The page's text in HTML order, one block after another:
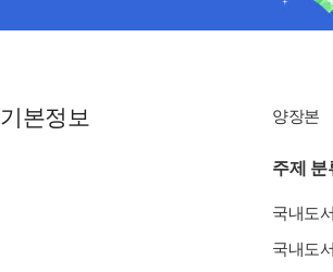
기본정보 양장본
주제 분
국내도
국내도